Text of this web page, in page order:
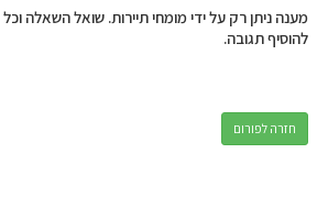
מענה ניתן רק על ידי מומחי תיירות. שואל השאלה
להוסיף תגובה.
חזרה לפורום